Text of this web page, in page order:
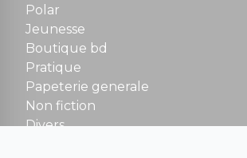
Fermé le dimanche en Juillet et
NOUS CONTACTER
contact@la-griffe-noire.com
Polar
Jeunesse
Boutique bd
Pratique
Papeterie generale
Non fiction
Divers